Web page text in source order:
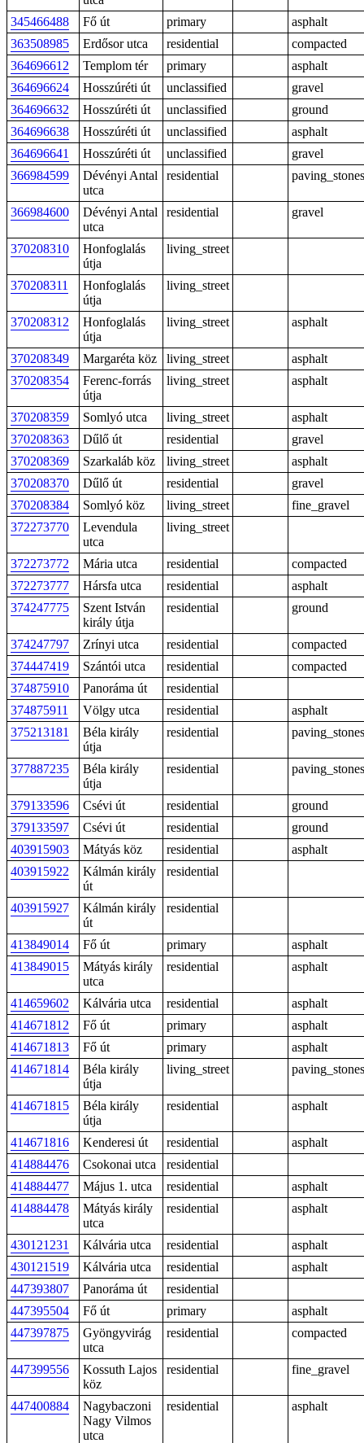
345466488
Fő út primary
asphalt
363508985
Erdősor utca residential
compacted
364696612
Templom tér primary
asphalt
364696624
Hosszúréti út unclassified
gravel
364696632
Hosszúréti út unclassified
ground
364696638
Hosszúréti út unclassified
asphalt
364696641
Hosszúréti út unclassified
gravel
366984599
Dévényi Antal
utca
residential paving_stones
366984600
Dévényi Antal
utca
residential gravel
370208310
Honfoglalás
útja
living_street
370208311
Honfoglalás
útja
living_street
370208312
Honfoglalás
útja
living_street asphalt
370208349 Margaréta köz living_street
asphalt
370208354
Ferenc-forrás
útja
living_street asphalt
370208359 Somlyó utca living_street
asphalt
370208363
Dűlő út residential
gravel
370208369
Szarkaláb köz living_street
asphalt
370208370
Dűlő út residential
gravel
370208384
Somlyó köz living_street
fine_gravel
372273770
Levendula
utca
living_street
372273772 Mária utca residential
compacted
372273777
Hársfa utca residential
asphalt
374247775
Szent István
király útja
residential ground
374247797 Zrínyi utca residential
compacted
374447419
Szántói utca residential
compacted
374875910
Panoráma út
residential
374875911
Völgy utca residential
asphalt
375213181
Béla király
útja
residential paving_stones
377887235
Béla király
útja
residential paving_stones
379133596 Csévi út residential
ground
379133597
Csévi út residential
ground
403915903
Mátyás köz residential
asphalt
403915922
Kálmán király
út
residential
403915927
Kálmán király
út
residential
413849014 Fő út primary
asphalt
413849015
Mátyás király
utca
residential asphalt
414659602 Kálvária utca residential
asphalt
414671812
Fő út primary
asphalt
414671813
Fő út primary
asphalt
414671814
Béla király
útja
living_street paving_stones
414671815
Béla király
útja
residential asphalt
414671816 Kenderesi út residential
asphalt
414884476
Csokonai utca
residential
414884477
Május 1. utca residential
asphalt
414884478
Mátyás király
utca
residential asphalt
430121231 Kálvária utca residential
asphalt
430121519
Kálvária utca residential
asphalt
447393807
Panoráma út
residential
447395504
Fő út primary
asphalt
447397875
Gyöngyvirág
utca
residential compacted
447399556
Kossuth Lajos
köz
residential fine_gravel
447400884
Nagybaczoni
Nagy Vilmos
utca
residential asphalt